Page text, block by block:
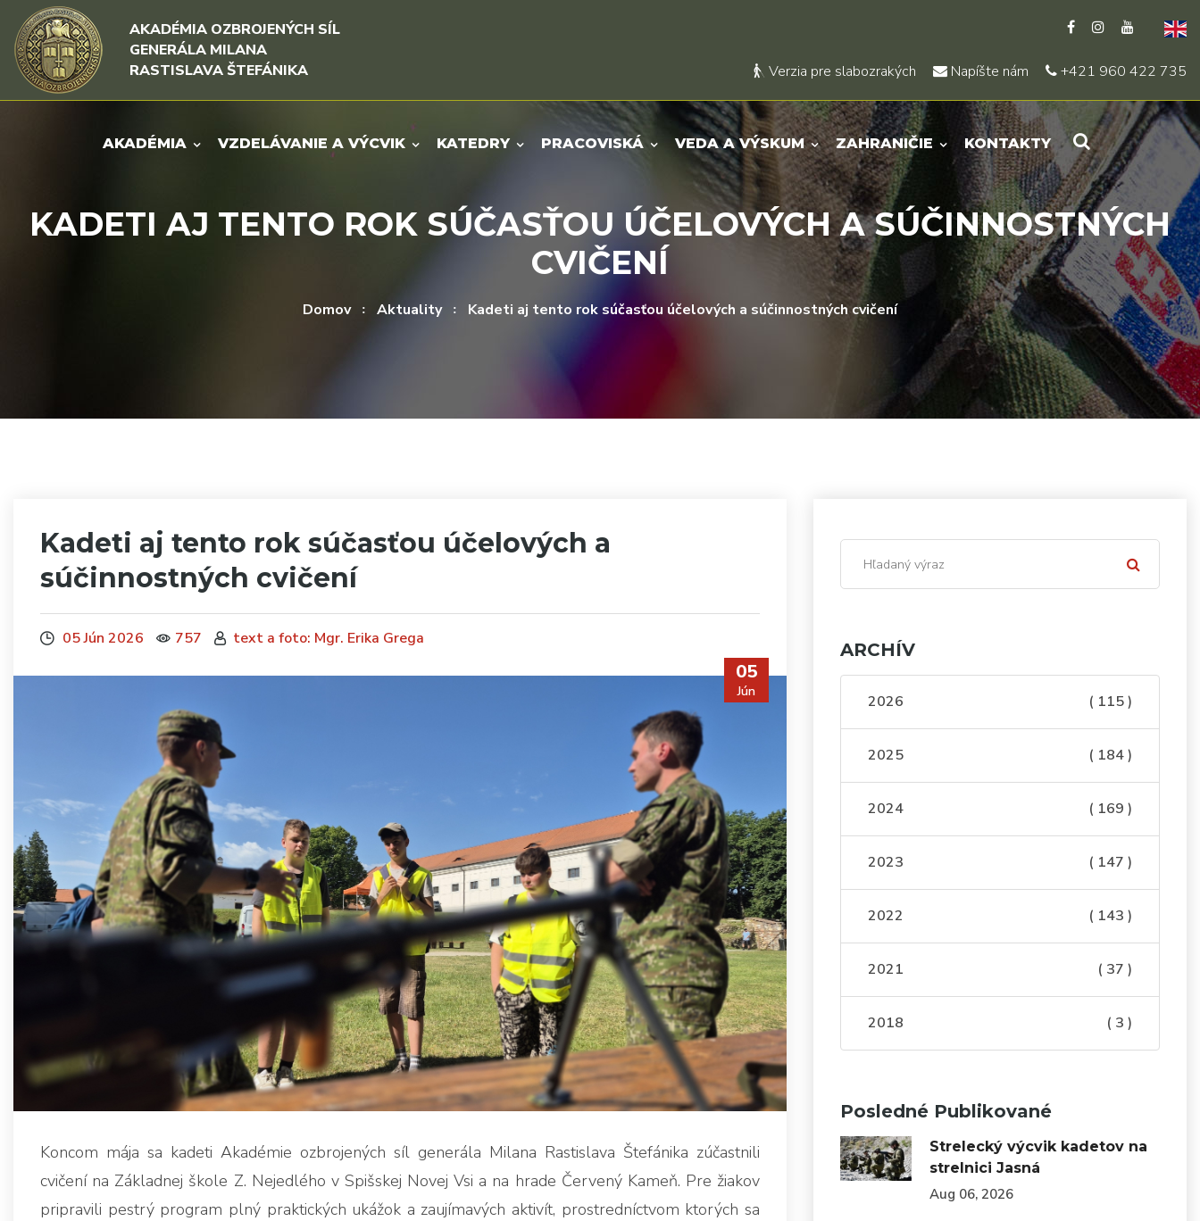
Rovno na obsah
Rovno na menu
AKADÉMIA OZBROJENÝCH SÍL
GENERÁLA MILANA
RASTISLAVA ŠTEFÁNIKA
Verzia pre slabozrakých Napíšte nám +421 960 422 735
AKADÉMIA VZDELÁVANIE A VÝCVIK KATEDRY PRACOVISKÁ VEDA A VÝSKUM ZAHRANIČIE KONTAKTY
KADETI AJ TENTO ROK SÚČASŤOU ÚČELOVÝCH A SÚČINNOSTNÝCH
CVIČENÍ
Domov Aktuality Kadeti aj tento rok súčasťou účelových a súčinnostných cvičení
Kadeti aj tento rok súčasťou účelových a
súčinnostných cvičení
05 Jún 2026 757 text a foto: Mgr. Erika Grega
05
Jún
Koncom mája sa kadeti Akadémie ozbrojených síl generála Milana Rastislava Štefánika zúčastnili
cvičení na Základnej škole Z. Nejedlého v Spišskej Novej Vsi a na hrade Červený Kameň. Pre žiakov
pripravili pestrý program plný praktických ukážok a zaujímavých aktivít, prostredníctvom ktorých sa
ARCHÍV
2026 ( 115 )
2025 ( 184 )
2024 ( 169 )
2023 ( 147 )
2022 ( 143 )
2021 ( 37 )
2018 ( 3 )
Posledné Publikované
Strelecký výcvik kadetov na
strelnici Jasná
Aug 06, 2026